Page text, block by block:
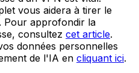
vous aidera à tirer le
Pour approfondir la
consultez cet article.
données personnelles
de l'IA en cliquant ici.